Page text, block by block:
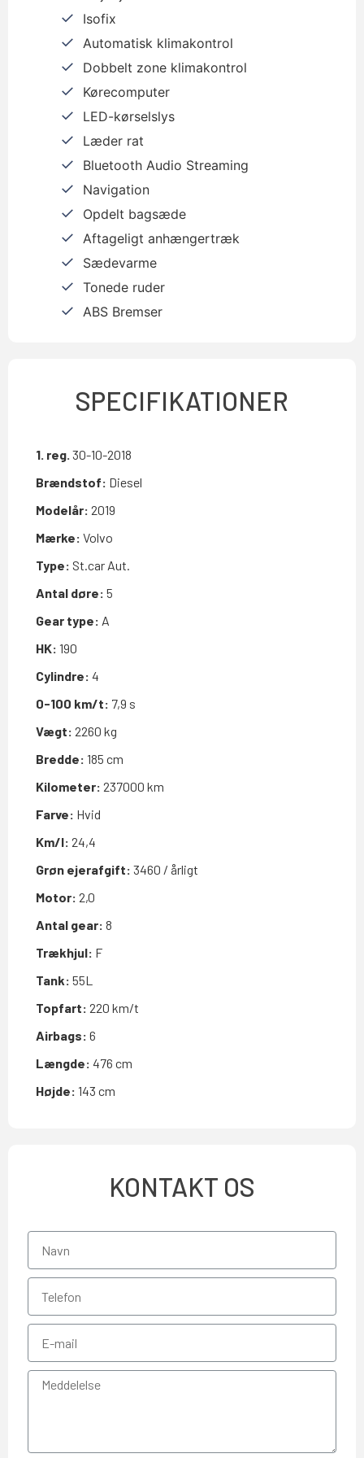
Isofix
Automatisk klimakontrol
Dobbelt zone klimakontrol
Kørecomputer
LED-kørselslys
Læder rat
Bluetooth Audio Streaming
Navigation
Opdelt bagsæde
Aftageligt anhængertræk
Sædevarme
Tonede ruder
ABS Bremser
SPECIFIKATIONER
1. reg. 30-10-2018
Brændstof: Diesel
Modelår: 2019
Mærke: Volvo
Type: St.car Aut.
Antal døre: 5
Gear type: A
HK: 190
Cylindre: 4
0-100 km/t: 7,9 s
Vægt: 2260 kg
Bredde: 185 cm
Kilometer: 237000 km
Farve: Hvid
Km/l: 24,4
Grøn ejerafgift: 3460 / årligt
Motor: 2,0
Antal gear: 8
Trækhjul: F
Tank: 55L
Topfart: 220 km/t
Airbags: 6
Længde: 476 cm
Højde: 143 cm
KONTAKT OS